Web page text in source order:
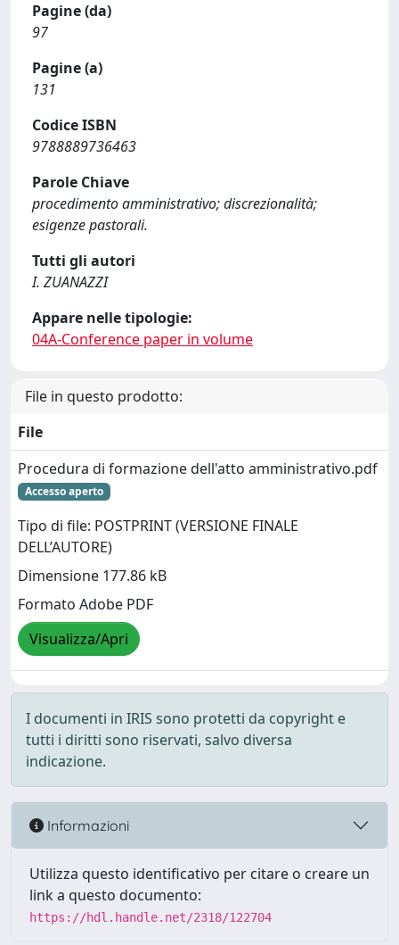
Pagine (da)
97
Pagine (a)
131
Codice ISBN
9788889736463
Parole Chiave
procedimento amministrativo; discrezionalità;
esigenze pastorali.
Tutti gli autori
I. ZUANAZZI
Appare nelle tipologie:
04A-Conference paper in volume
File in questo prodotto:
File
Procedura di formazione dell'atto amministrativo.pdf
Accesso aperto
Tipo di file: POSTPRINT (VERSIONE FINALE
DELL’AUTORE)
Dimensione 177.86 kB
Formato Adobe PDF
Visualizza/Apri
I documenti in IRIS sono protetti da copyright e
tutti i diritti sono riservati, salvo diversa
indicazione.
Informazioni
Utilizza questo identificativo per citare o creare un
link a questo documento:
https://hdl.handle.net/2318/122704